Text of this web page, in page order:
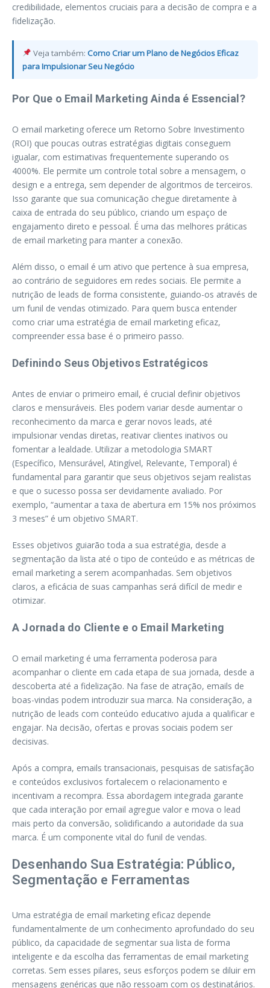
credibilidade, elementos cruciais para a decisão de compra e a
fidelização.
Veja também:Como Criar um Plano de Negócios Eficaz
para Impulsionar Seu Negócio
Por Que o Email Marketing Ainda é Essencial?
O email marketing oferece um Retorno Sobre Investimento
(ROI) que poucas outras estratégias digitais conseguem
igualar, com estimativas frequentemente superando os
4000%. Ele permite um controle total sobre a mensagem, o
design e a entrega, sem depender de algoritmos de terceiros.
Isso garante que sua comunicação chegue diretamente à
caixa de entrada do seu público, criando um espaço de
engajamento direto e pessoal. É uma das melhores práticas
de email marketing para manter a conexão.
Além disso, o email é um ativo que pertence à sua empresa,
ao contrário de seguidores em redes sociais. Ele permite a
nutrição de leads de forma consistente, guiando-os através de
um funil de vendas otimizado. Para quem busca entender
como criar uma estratégia de email marketing eficaz,
compreender essa base é o primeiro passo.
Definindo Seus Objetivos Estratégicos
Antes de enviar o primeiro email, é crucial definir objetivos
claros e mensuráveis. Eles podem variar desde aumentar o
reconhecimento da marca e gerar novos leads, até
impulsionar vendas diretas, reativar clientes inativos ou
fomentar a lealdade. Utilizar a metodologia SMART
(Específico, Mensurável, Atingível, Relevante, Temporal) é
fundamental para garantir que seus objetivos sejam realistas
e que o sucesso possa ser devidamente avaliado. Por
exemplo, “aumentar a taxa de abertura em 15% nos próximos
3 meses” é um objetivo SMART.
Esses objetivos guiarão toda a sua estratégia, desde a
segmentação da lista até o tipo de conteúdo e as métricas de
email marketing a serem acompanhadas. Sem objetivos
claros, a eficácia de suas campanhas será difícil de medir e
otimizar.
A Jornada do Cliente e o Email Marketing
O email marketing é uma ferramenta poderosa para
acompanhar o cliente em cada etapa de sua jornada, desde a
descoberta até a fidelização. Na fase de atração, emails de
boas-vindas podem introduzir sua marca. Na consideração, a
nutrição de leads com conteúdo educativo ajuda a qualificar e
engajar. Na decisão, ofertas e provas sociais podem ser
decisivas.
Após a compra, emails transacionais, pesquisas de satisfação
e conteúdos exclusivos fortalecem o relacionamento e
incentivam a recompra. Essa abordagem integrada garante
que cada interação por email agregue valor e mova o lead
mais perto da conversão, solidificando a autoridade da sua
marca. É um componente vital do funil de vendas.
Desenhando Sua Estratégia: Público,
Segmentação e Ferramentas
Uma estratégia de email marketing eficaz depende
fundamentalmente de um conhecimento aprofundado do seu
público, da capacidade de segmentar sua lista de forma
inteligente e da escolha das ferramentas de email marketing
corretas. Sem esses pilares, seus esforços podem se diluir em
mensagens genéricas que não ressoam com os destinatários.